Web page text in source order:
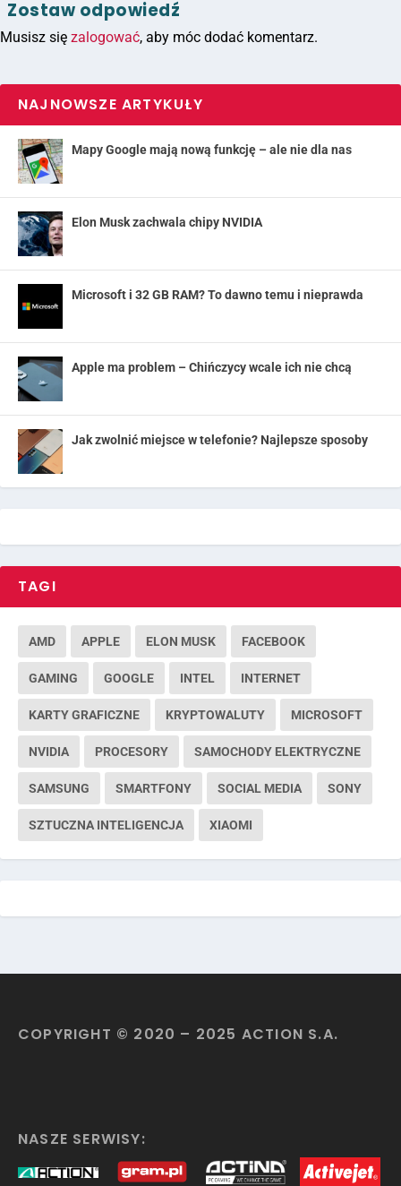
Zostaw odpowiedź
Musisz się zalogować, aby móc dodać komentarz.
NAJNOWSZE ARTYKUŁY
Mapy Google mają nową funkcję – ale nie dla nas
Elon Musk zachwala chipy NVIDIA
Microsoft i 32 GB RAM? To dawno temu i nieprawda
Apple ma problem – Chińczycy wcale ich nie chcą
Jak zwolnić miejsce w telefonie? Najlepsze sposoby
TAGI
AMD APPLE ELON MUSK FACEBOOK
GAMING GOOGLE INTEL INTERNET
KARTY GRAFICZNE KRYPTOWALUTY MICROSOFT
NVIDIA PROCESORY SAMOCHODY ELEKTRYCZNE
SAMSUNG SMARTFONY SOCIAL MEDIA SONY
SZTUCZNA INTELIGENCJA XIAOMI
COPYRIGHT © 2020 – 2025 ACTION S.A.
NASZE SERWISY: